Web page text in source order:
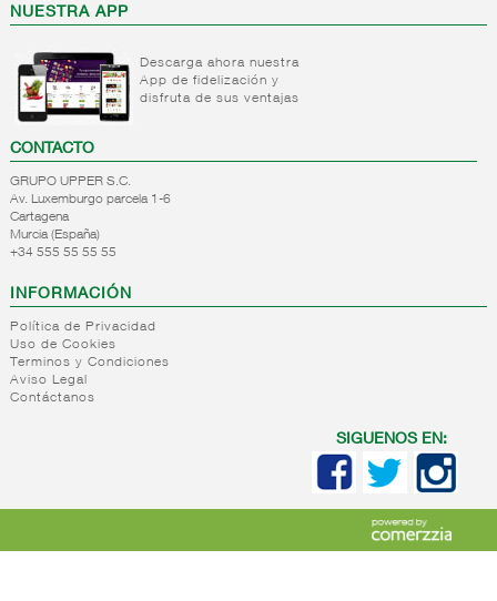
NUESTRA APP
Descarga ahora nuestra
App de fidelización y
disfruta de sus ventajas
CONTACTO
GRUPO UPPER S.C.
Av. Luxemburgo parcela 1-6
Cartagena
Murcia (España)
+34 555 55 55 55
INFORMACIÓN
Política de Privacidad
Uso de Cookies
Terminos y Condiciones
Aviso Legal
Contáctanos
SIGUENOS EN: